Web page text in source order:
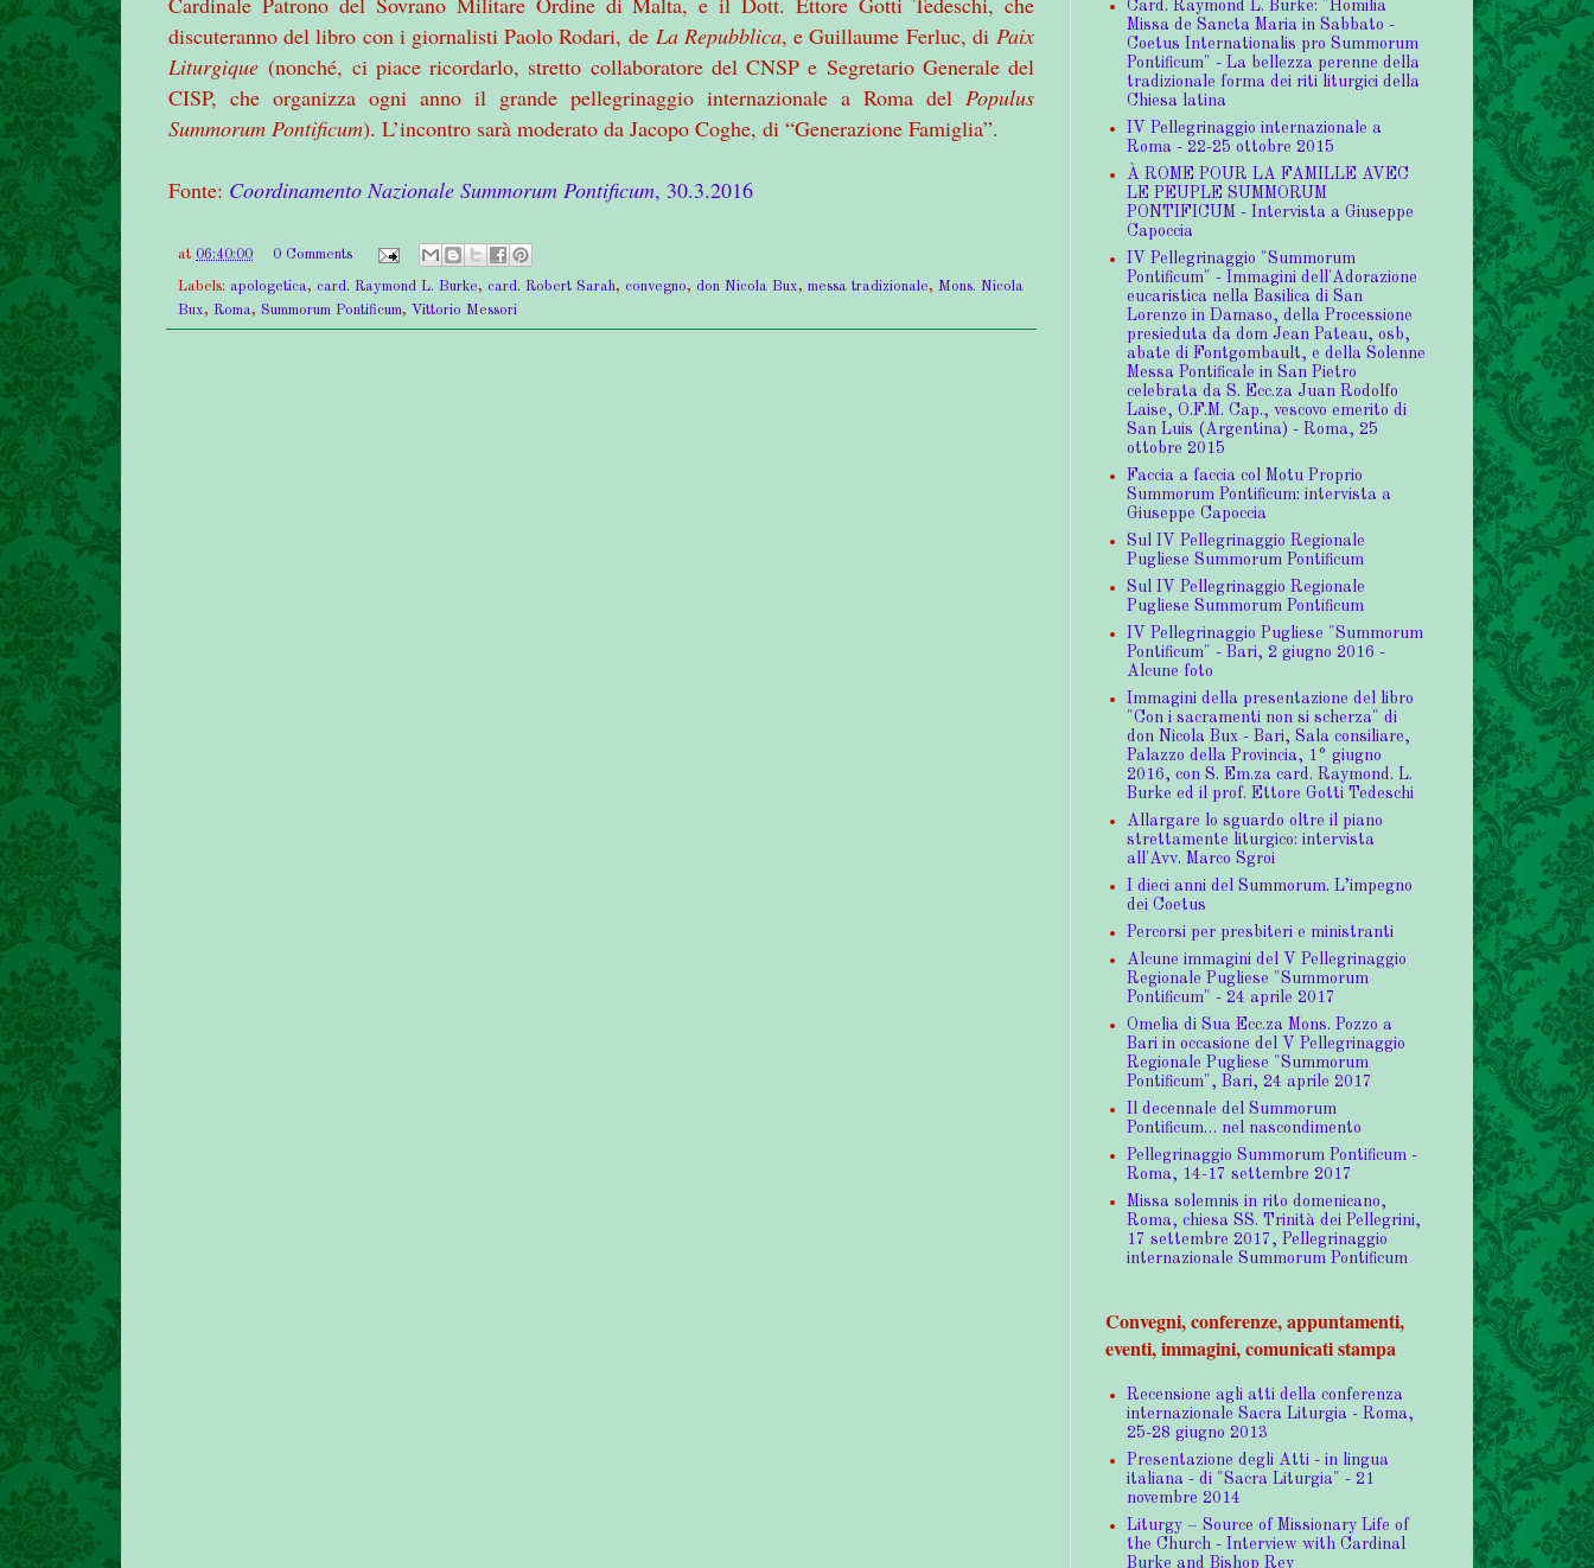
discuteranno del libro con i giornalisti Paolo Rodari, de La Repubblica, e Guillaume Ferluc, di Paix
Liturgique (nonché, ci piace ricordarlo, stretto collaboratore del CNSP e Segretario Generale del
CISP, che organizza ogni anno il grande pellegrinaggio internazionale a Roma del Populus
Summorum Pontificum). L’incontro sarà moderato da Jacopo Coghe, di “Generazione Famiglia”.
Fonte: Coordinamento Nazionale Summorum Pontificum, 30.3.2016
at 06:40:00 0 Comments
Labels: apologetica, card. Raymond L. Burke, card. Robert Sarah, convegno, don Nicola Bux, messa tradizionale, Mons. Nicola
Bux, Roma, Summorum Pontificum, Vittorio Messori
Card. Raymond L. Burke: "Homilia
Missa de Sancta Maria in Sabbato -
Coetus Internationalis pro Summorum
Pontificum" - La bellezza perenne della
tradizionale forma dei riti liturgici della
Chiesa latina
IV Pellegrinaggio internazionale a
Roma - 22-25 ottobre 2015
À ROME POUR LA FAMILLE AVEC
LE PEUPLE SUMMORUM
PONTIFICUM - Intervista a Giuseppe
Capoccia
IV Pellegrinaggio "Summorum
Pontificum" - Immagini dell'Adorazione
eucaristica nella Basilica di San
Lorenzo in Damaso, della Processione
presieduta da dom Jean Pateau, osb,
abate di Fontgombault, e della Solenne
Messa Pontificale in San Pietro
celebrata da S. Ecc.za Juan Rodolfo
Laise, O.F.M. Cap., vescovo emerito di
San Luis (Argentina) - Roma, 25
ottobre 2015
Faccia a faccia col Motu Proprio
Summorum Pontificum: intervista a
Giuseppe Capoccia
Sul IV Pellegrinaggio Regionale
Pugliese Summorum Pontificum
Sul IV Pellegrinaggio Regionale
Pugliese Summorum Pontificum
IV Pellegrinaggio Pugliese "Summorum
Pontificum" - Bari, 2 giugno 2016 -
Alcune foto
Immagini della presentazione del libro
"Con i sacramenti non si scherza" di
don Nicola Bux - Bari, Sala consiliare,
Palazzo della Provincia, 1° giugno
2016, con S. Em.za card. Raymond. L.
Burke ed il prof. Ettore Gotti Tedeschi
Allargare lo sguardo oltre il piano
strettamente liturgico: intervista
all'Avv. Marco Sgroi
I dieci anni del Summorum. L’impegno
dei Coetus
Percorsi per presbiteri e ministranti
Alcune immagini del V Pellegrinaggio
Regionale Pugliese "Summorum
Pontificum" - 24 aprile 2017
Omelia di Sua Ecc.za Mons. Pozzo a
Bari in occasione del V Pellegrinaggio
Regionale Pugliese "Summorum
Pontificum", Bari, 24 aprile 2017
Il decennale del Summorum
Pontificum… nel nascondimento
Pellegrinaggio Summorum Pontificum -
Roma, 14-17 settembre 2017
Missa solemnis in rito domenicano,
Roma, chiesa SS. Trinità dei Pellegrini,
17 settembre 2017, Pellegrinaggio
internazionale Summorum Pontificum
Convegni, conferenze, appuntamenti,
eventi, immagini, comunicati stampa
Recensione agli atti della conferenza
internazionale Sacra Liturgia - Roma,
25-28 giugno 2013
Presentazione degli Atti - in lingua
italiana - di "Sacra Liturgia" - 21
novembre 2014
Liturgy – Source of Missionary Life of
the Church - Interview with Cardinal
Burke and Bishop Rey